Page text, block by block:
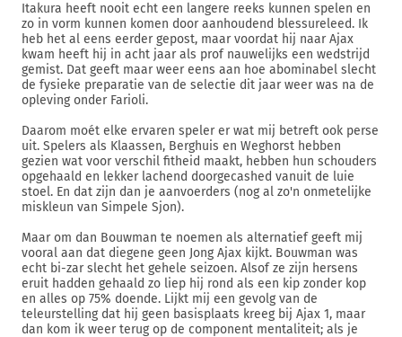
Itakura heeft nooit echt een langere reeks kunnen spelen en
zo in vorm kunnen komen door aanhoudend blessureleed. Ik
heb het al eens eerder gepost, maar voordat hij naar Ajax
kwam heeft hij in acht jaar als prof nauwelijks een wedstrijd
gemist. Dat geeft maar weer eens aan hoe abominabel slecht
de fysieke preparatie van de selectie dit jaar weer was na de
opleving onder Farioli.
Daarom moét elke ervaren speler er wat mij betreft ook perse
uit. Spelers als Klaassen, Berghuis en Weghorst hebben
gezien wat voor verschil fitheid maakt, hebben hun schouders
opgehaald en lekker lachend doorgecashed vanuit de luie
stoel. En dat zijn dan je aanvoerders (nog al zo'n onmetelijke
miskleun van Simpele Sjon).
Maar om dan Bouwman te noemen als alternatief geeft mij
vooral aan dat diegene geen Jong Ajax kijkt. Bouwman was
echt bi-zar slecht het gehele seizoen. Alsof ze zijn hersens
eruit hadden gehaald zo liep hij rond als een kip zonder kop
en alles op 75% doende. Lijkt mij een gevolg van de
teleurstelling dat hij geen basisplaats kreeg bij Ajax 1, maar
dan kom ik weer terug op de component mentaliteit; als je